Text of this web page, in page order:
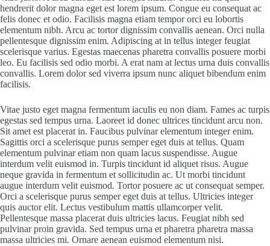
hendrerit dolor magna eget est lorem ipsum. Congue eu consequat ac
felis donec et odio. Facilisis magna etiam tempor orci eu lobortis
elementum nibh. Arcu ac tortor dignissim convallis aenean. Orci nulla
pellentesque dignissim enim. Adipiscing at in tellus integer feugiat
scelerisque varius. Egestas maecenas pharetra convallis posuere morbi
leo. Eu facilisis sed odio morbi. A erat nam at lectus urna duis convallis
convallis. Lorem dolor sed viverra ipsum nunc aliquet bibendum enim
facilisis.
Vitae justo eget magna fermentum iaculis eu non diam. Fames ac turpis
egestas sed tempus urna. Laoreet id donec ultrices tincidunt arcu non.
Sit amet est placerat in. Faucibus pulvinar elementum integer enim.
Sagittis orci a scelerisque purus semper eget duis at tellus. Quam
elementum pulvinar etiam non quam lacus suspendisse. Augue
interdum velit euismod in. Turpis tincidunt id aliquet risus. Augue
neque gravida in fermentum et sollicitudin ac. Ut morbi tincidunt
augue interdum velit euismod. Tortor posuere ac ut consequat semper.
Orci a scelerisque purus semper eget duis at tellus. Ultricies integer
quis auctor elit. Lectus vestibulum mattis ullamcorper velit.
Pellentesque massa placerat duis ultricies lacus. Feugiat nibh sed
pulvinar proin gravida. Sed tempus urna et pharetra pharetra massa
massa ultricies mi. Ornare aenean euismod elementum nisi.